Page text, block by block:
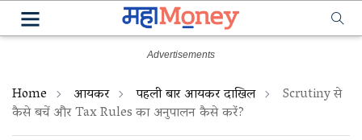
Home आयकर पहली बार आयकर दाखिल Scrutiny से
कैसे बचें और Tax Rules का अनुपालन कैसे करें?